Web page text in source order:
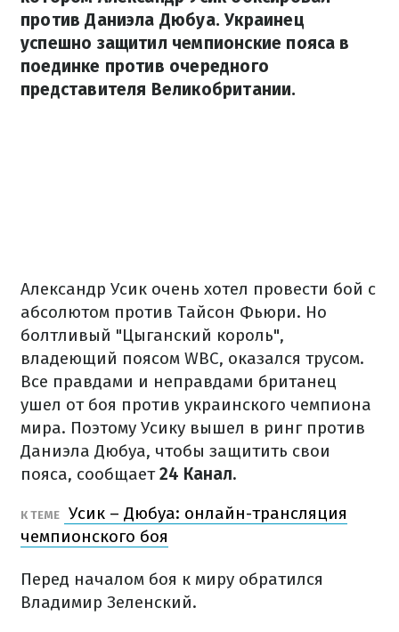
против Даниэла Дюбуа. Украинец
успешно защитил чемпионские пояса в
поединке против очередного
представителя Великобритании.
Александр Усик очень хотел провести бой с
абсолютом против Тайсон Фьюри. Но
болтливый "Цыганский король",
владеющий поясом WBC, оказался трусом.
Все правдами и неправдами британец
ушел от боя против украинского чемпиона
мира. Поэтому Усику вышел в ринг против
Даниэла Дюбуа, чтобы защитить свои
пояса, сообщает24 Канал.
К ТЕМЕ
Усик – Дюбуа: онлайн-трансляция
чемпионского боя
Перед началом боя к миру обратился
Владимир Зеленский.